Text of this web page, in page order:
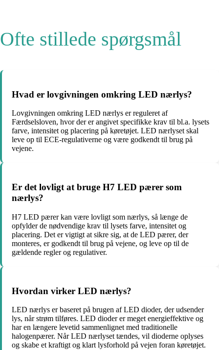
Ofte stillede spørgsmål
Hvad er lovgivningen omkring LED nærlys?
Lovgivningen omkring LED nærlys er reguleret af
Færdselsloven, hvor der er angivet specifikke krav til bl.a. lysets
farve, intensitet og placering på køretøjet. LED nærlyset skal
leve op til ECE-regulativerne og være godkendt til brug på
vejene.
Er det lovligt at bruge H7 LED pærer som
nærlys?
H7 LED pærer kan være lovligt som nærlys, så længe de
opfylder de nødvendige krav til lysets farve, intensitet og
placering. Det er vigtigt at sikre sig, at de LED pærer, der
monteres, er godkendt til brug på vejene, og leve op til de
gældende regler og regulativer.
Hvordan virker LED nærlys?
LED nærlys er baseret på brugen af LED dioder, der udsender
lys, når strøm tilføres. LED dioder er meget energieffektive og
har en længere levetid sammenlignet med traditionelle
halogenpærer. Når LED nærlyset tændes, vil dioderne oplyses
og skabe et kraftigt og klart lysforhold på vejen foran køretøjet.